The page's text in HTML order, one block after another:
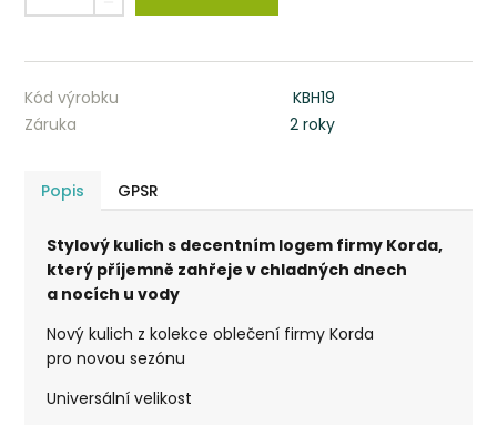
Kód výrobku
KBH19
Záruka
2 roky
Popis GPSR
Stylový kulich s decentním logem firmy Korda,
který příjemně zahřeje v chladných dnech
a nocích u vody
Nový kulich z kolekce oblečení firmy Korda
pro novou sezónu
Universální velikost